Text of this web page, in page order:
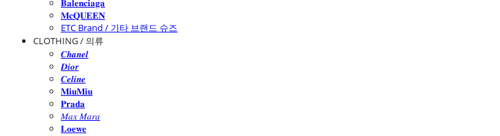
𝐁𝐚𝐥𝐞𝐧𝐜𝐢𝐚𝐠𝐚
𝐌𝐜𝐐𝐔𝐄𝐄𝐍
ETC Brand / 기타 브랜드 슈즈
CLOTHING / 의류
𝑪𝒉𝒂𝒏𝒆𝒍
𝑫𝒊𝒐𝒓
𝑪𝒆𝒍𝒊𝒏𝒆
𝐌𝐢𝐮𝐌𝐢𝐮
𝐏𝐫𝐚𝐝𝐚
𝑀𝑎𝑥 𝑀𝑎𝑟𝑎
𝐋𝐨𝐞𝐰𝐞